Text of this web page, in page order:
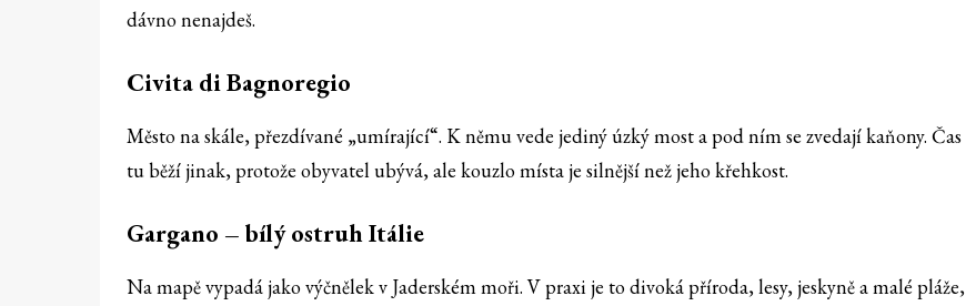
dávno nenajdeš.
Civita di Bagnoregio
Město na skále, přezdívané „umírající“. K němu vede jediný úzký most a pod ním se zvedají kaňony. Čas
tu běží jinak, protože obyvatel ubývá, ale kouzlo místa je silnější než jeho křehkost.
Gargano – bílý ostruh Itálie
Na mapě vypadá jako výčnělek v Jaderském moři. V praxi je to divoká příroda, lesy, jeskyně a malé pláže,